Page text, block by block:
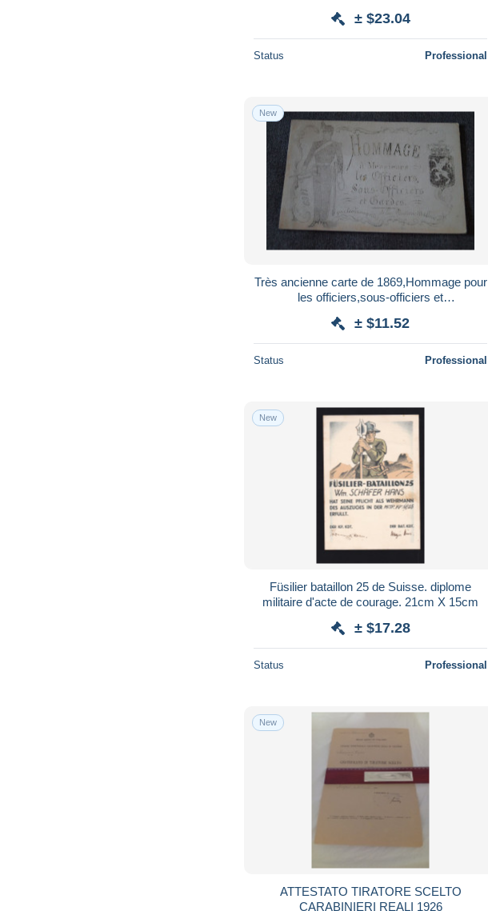
± $23.04
Status Professional
New
Très ancienne carte de 1869,Hommage pour
les officiers,sous-officiers et
± $11.52
Status Professional
New
Füsilier bataillon 25 de Suisse. diplome
militaire d'acte de courage. 21cm X 15cm
± $17.28
Status Professional
New
ATTESTATO TIRATORE SCELTO
CARABINIERI REALI 1926